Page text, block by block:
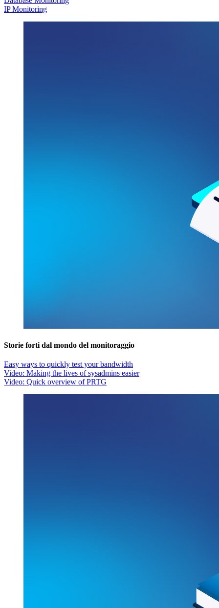
IP Monitoring
Storie forti dal mondo del monitoraggio
Easy ways to quickly test your bandwidth
Video: Making the lives of sysadmins easier
Video: Quick overview of PRTG